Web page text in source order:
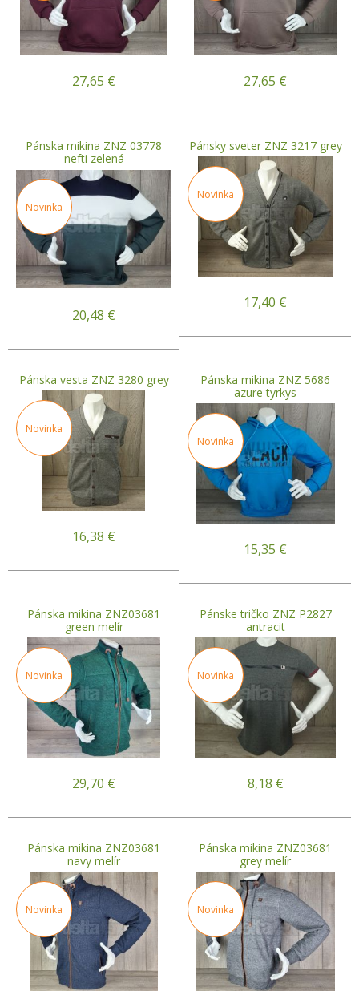
27,65 € 27,65 €
Pánska mikina ZNZ 03778
nefti zelená
Novinka
20,48 €
Pánsky sveter ZNZ 3217 grey
Novinka
17,40 €
Pánska vesta ZNZ 3280 grey
Novinka
16,38 €
Pánska mikina ZNZ 5686
azure tyrkys
Novinka
15,35 €
Pánska mikina ZNZ03681
green melír
Novinka
29,70 €
Pánske tričko ZNZ P2827
antracit
Novinka
8,18 €
Pánska mikina ZNZ03681
navy melír
Novinka
Pánska mikina ZNZ03681
grey melír
Novinka